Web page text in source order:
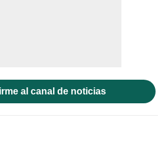
al canal de noticias